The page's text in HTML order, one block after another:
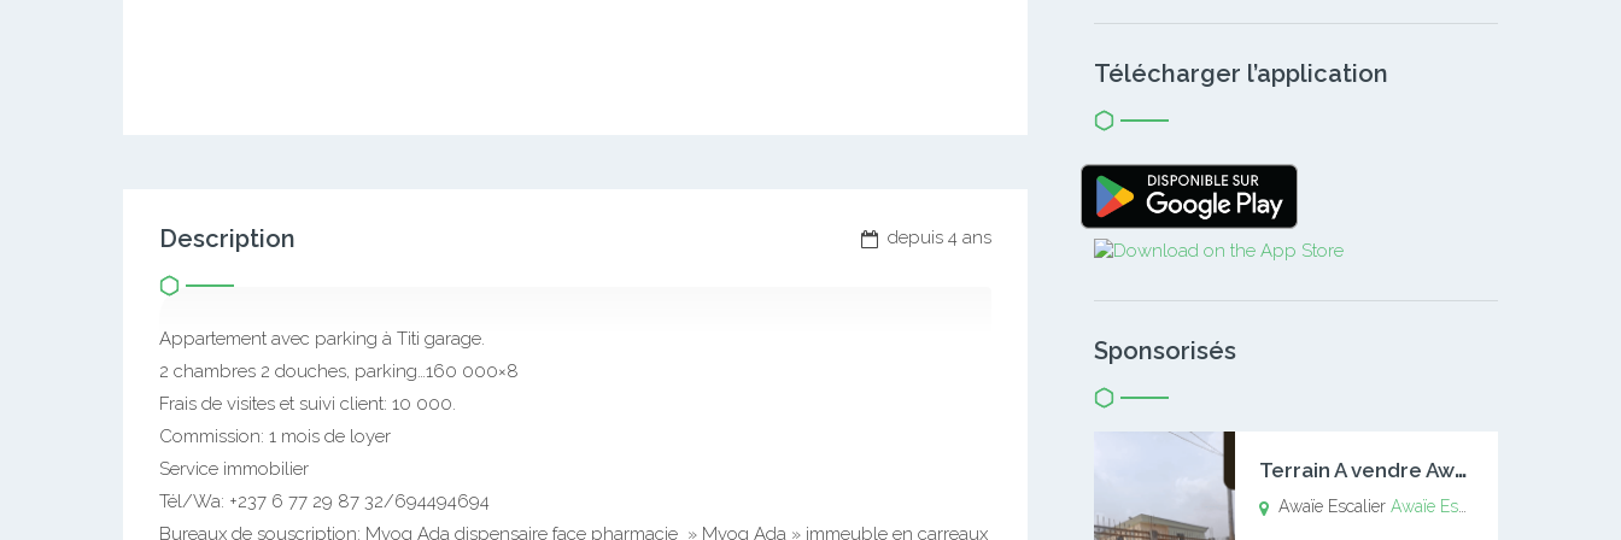
depuis 4 ans
Description
Appartement avec parking à Titi garage.
2 chambres 2 douches, parking…160 000×8
Frais de visites et suivi client: 10 000.
Commission: 1 mois de loyer
Service immobilier
Tél/Wa: +237 6 77 29 87 32/694494694
Bureaux de souscription: Mvog Ada dispensaire face pharmacie » Mvog Ada » immeuble en carreaux
Télécharger l’application
Sponsorisés
T
errain A vendre Awaïe Escalier
Awaïe EscalierAwaïe Escalier